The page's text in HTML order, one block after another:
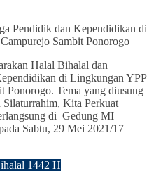
Pendidik dan Kependidikan di
Sambit Ponorogo
Halal Bihalal dan
di Lingkungan YPP
Ponorogo. Tema yang diusung
Silaturrahim, Kita Perkuat
di Gedung MI
Sabtu, 29 Mei 2021/17
1442 H